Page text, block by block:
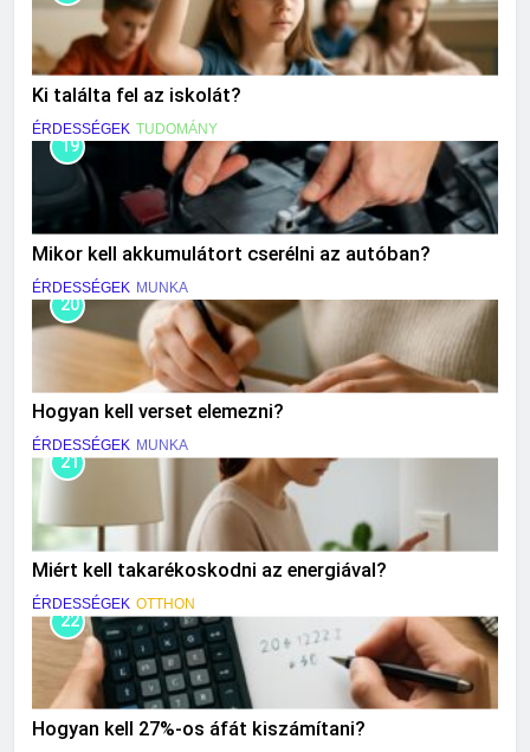
Ki találta fel az iskolát?
ÉRDESSÉGEK TUDOMÁNY
19
Mikor kell akkumulátort cserélni az autóban?
ÉRDESSÉGEK MUNKA
20
Hogyan kell verset elemezni?
ÉRDESSÉGEK MUNKA
21
Miért kell takarékoskodni az energiával?
ÉRDESSÉGEK OTTHON
22
Hogyan kell 27%-os áfát kiszámítani?